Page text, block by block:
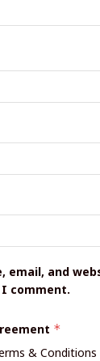
email, and
comment.
*
& Conditions